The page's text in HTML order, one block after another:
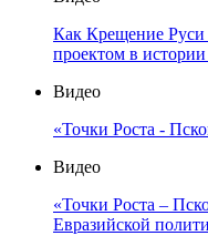
Как Крещение
проектом в истории
Видео
«Точки Роста -
Видео
«Точки Роста –
Евразийской